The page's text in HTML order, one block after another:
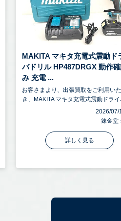
MAKITA マキタ充電式震動ド
バドリル HP487DRGX 動作
み 充電 ...
お客さまより、出張買取をご利用い
き、MAKITA マキタ充電式震動ドラ
2026/07/
錬金堂
詳しく見る